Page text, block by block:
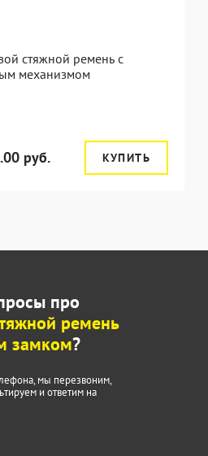
стяжной ремень с
механизмом
руб. КУПИТЬ
про
ремень
замком?
мы перезвоним,
и ответим на